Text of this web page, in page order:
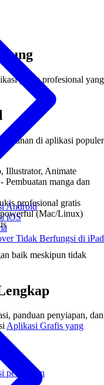
Android
iOS
Tidak Berfungsi di iPad
grafis profesional yang
tekanan di aplikasi populer
Illustrator, Animate
Pembuatan manga dan
profesional gratis
(Mac/Linux)
baik meskipun tidak
panduan penyiapan, dan
Aplikasi Grafis yang
penyiapan